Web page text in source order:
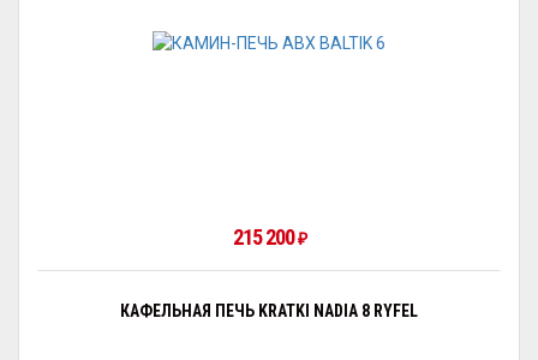
215 200₽
КАФЕЛЬНАЯ ПЕЧЬ KRATKI NADIA 8 RYFEL